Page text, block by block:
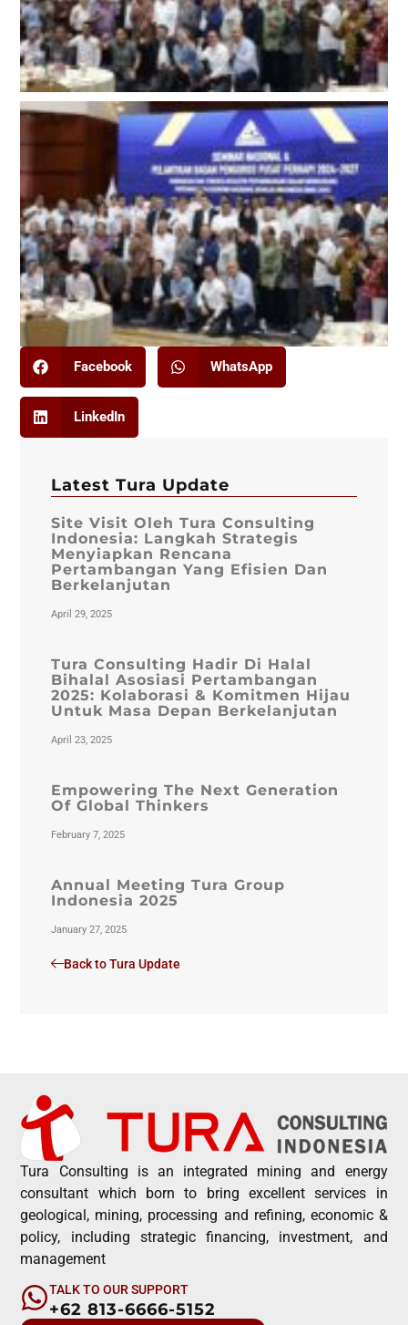
Facebook WhatsApp
LinkedIn
Latest Tura Update
Site Visit Oleh Tura Consulting
Indonesia: Langkah Strategis
Menyiapkan Rencana
Pertambangan Yang Efisien Dan
Berkelanjutan
April 29, 2025
Tura Consulting Hadir Di Halal
Bihalal Asosiasi Pertambangan
2025: Kolaborasi & Komitmen Hijau
Untuk Masa Depan Berkelanjutan
April 23, 2025
Empowering The Next Generation
Of Global Thinkers
February 7, 2025
Annual Meeting Tura Group
Indonesia 2025
January 27, 2025
Back to Tura Update
Tura Consulting is an integrated mining and energy
consultant which born to bring excellent services in
geological, mining, processing and refining, economic &
policy, including strategic financing, investment, and
management
TALK TO OUR SUPPORT
+62 813-6666-5152